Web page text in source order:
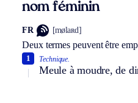
nom féminin
FR [mølaʀd]
Deux termes peuvent être
Technique.
Meule à moudre, de
1